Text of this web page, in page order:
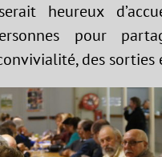
heureux
pour
des sorties